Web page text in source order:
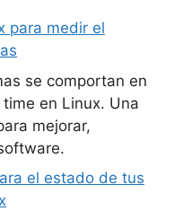
para medir el
se comportan en
en Linux. Una
mejorar,
el estado de tus